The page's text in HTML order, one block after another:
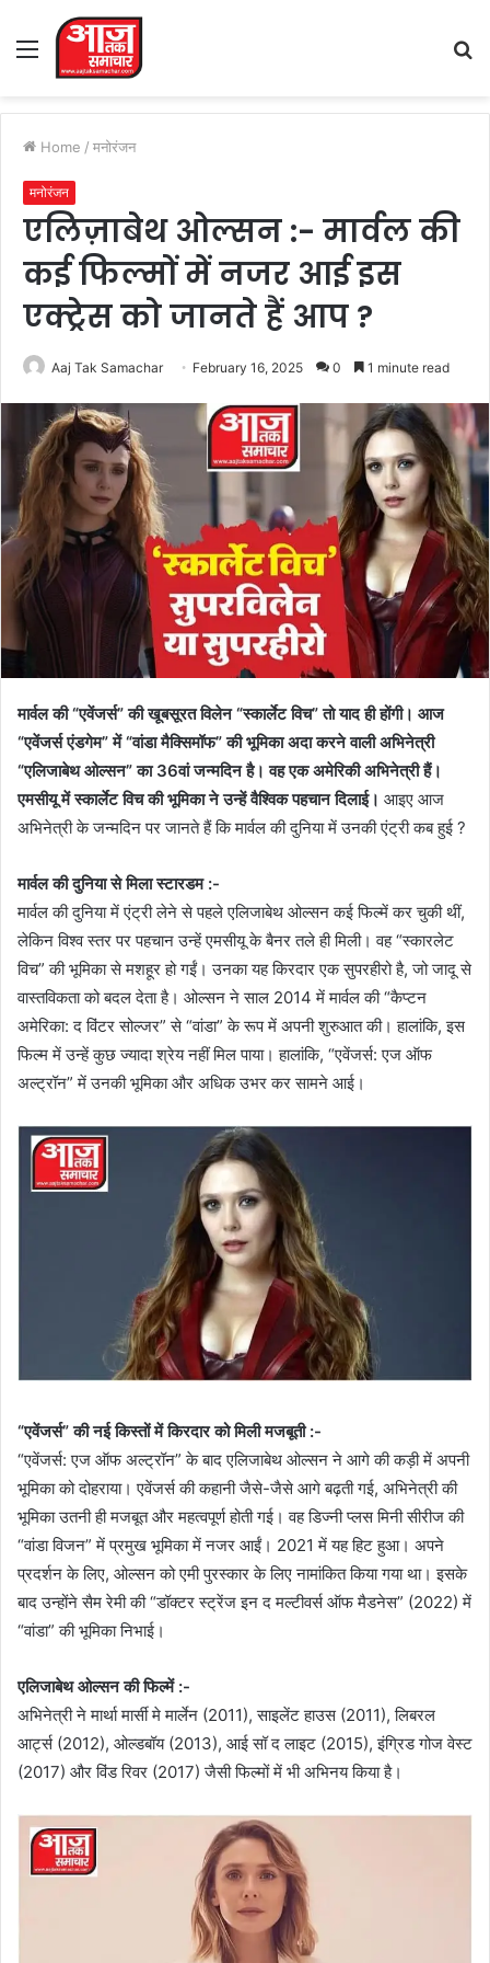
Menu
Home / मनोरंजन
मनोरंजन
एलिज़ाबेथ ओल्सन :- मार्वल की
कई फिल्मों में नजर आई इस
एक्ट्रेस को जानते हैं आप ?
Aaj Tak Samachar February 16, 2025 0 1 minute read
मार्वल की “एवेंजर्स” की खूबसूरत विलेन “स्कार्लेट विच” तो याद ही होंगी। आज
“एवेंजर्स एंडगेम” में “वांडा मैक्सिमॉफ” की भूमिका अदा करने वाली अभिनेत्री
“एलिजाबेथ ओल्सन” का 36वां जन्मदिन है। वह एक अमेरिकी अभिनेत्री हैं।
एमसीयू में स्कार्लेट विच की भूमिका ने उन्हें वैश्विक पहचान दिलाई। आइए आज
अभिनेत्री के जन्मदिन पर जानते हैं कि मार्वल की दुनिया में उनकी एंट्री कब हुई ?
मार्वल की दुनिया से मिला स्टारडम :-
मार्वल की दुनिया में एंट्री लेने से पहले एलिजाबेथ ओल्सन कई फिल्में कर चुकी थीं,
लेकिन विश्व स्तर पर पहचान उन्हें एमसीयू के बैनर तले ही मिली। वह “स्कारलेट
विच” की भूमिका से मशहूर हो गईं। उनका यह किरदार एक सुपरहीरो है, जो जादू से
वास्तविकता को बदल देता है। ओल्सन ने साल 2014 में मार्वल की “कैप्टन
अमेरिका: द विंटर सोल्जर” से “वांडा” के रूप में अपनी शुरुआत की। हालांकि, इस
फिल्म में उन्हें कुछ ज्यादा श्रेय नहीं मिल पाया। हालांकि, “एवेंजर्स: एज ऑफ
अल्ट्रॉन” में उनकी भूमिका और अधिक उभर कर सामने आई।
“एवेंजर्स” की नई किस्तों में किरदार को मिली मजबूती :-
“एवेंजर्स: एज ऑफ अल्ट्रॉन” के बाद एलिजाबेथ ओल्सन ने आगे की कड़ी में अपनी
भूमिका को दोहराया। एवेंजर्स की कहानी जैसे-जैसे आगे बढ़ती गई, अभिनेत्री की
भूमिका उतनी ही मजबूत और महत्वपूर्ण होती गई। वह डिज्नी प्लस मिनी सीरीज की
“वांडा विजन” में प्रमुख भूमिका में नजर आईं। 2021 में यह हिट हुआ। अपने
प्रदर्शन के लिए, ओल्सन को एमी पुरस्कार के लिए नामांकित किया गया था। इसके
बाद उन्होंने सैम रेमी की “डॉक्टर स्ट्रेंज इन द मल्टीवर्स ऑफ मैडनेस” (2022) में
“वांडा” की भूमिका निभाई।
एलिजाबेथ ओल्सन की फिल्में :-
अभिनेत्री ने मार्था मार्सी मे मार्लेन (2011), साइलेंट हाउस (2011), लिबरल
आर्ट्स (2012), ओल्डबॉय (2013), आई सॉ द लाइट (2015), इंग्रिड गोज वेस्ट
(2017) और विंड रिवर (2017) जैसी फिल्मों में भी अभिनय किया है।